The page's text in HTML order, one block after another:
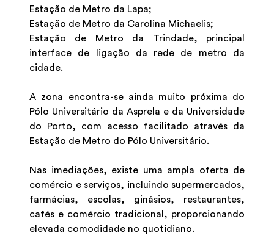
Estação de Metro da Lapa;
Estação de Metro da Carolina Michaelis;
Estação de Metro da Trindade, principal
interface de ligação da rede de metro da
cidade.
A zona encontra-se ainda muito próxima do
Pólo Universitário da Asprela e da Universidade
do Porto, com acesso facilitado através da
Estação de Metro do Pólo Universitário.
Nas imediações, existe uma ampla oferta de
comércio e serviços, incluindo supermercados,
farmácias, escolas, ginásios, restaurantes,
cafés e comércio tradicional, proporcionando
elevada comodidade no quotidiano.